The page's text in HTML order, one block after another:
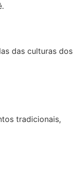
das culturas dos
tradicionais,